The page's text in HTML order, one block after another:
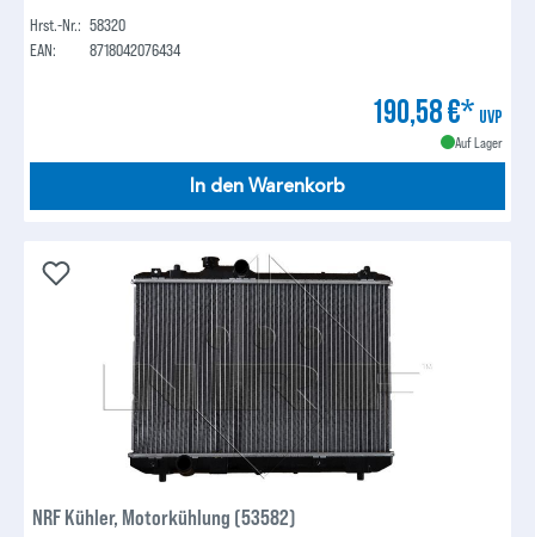
Hrst.-Nr.: 58320
EAN:
8718042076434
190,58 €* UVP
Auf Lager
In den Warenkorb
NRF Kühler, Motorkühlung (53582)